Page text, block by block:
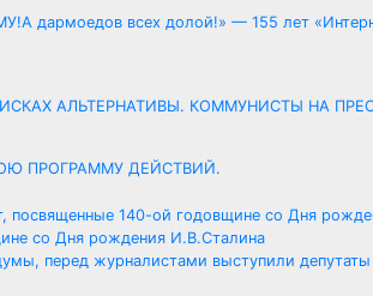
дармоедов всех долой!» — 155 лет
АЛЬТЕРНАТИВЫ. КОММУНИСТЫ НА
ПРОГРАММУ ДЕЙСТВИЙ.
со Дня рождения И.В.Сталина